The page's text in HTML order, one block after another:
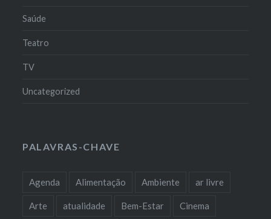
Saúde
Teatro
TV
Uncategorized
PALAVRAS-CHAVE
Agenda Alimentação Ambiente ar livre
Arte atualidade Bem-Estar Cinema